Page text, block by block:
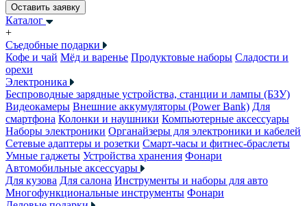
Оставить заявку
Каталог
+
Съедобные подарки
Кофе и чай Мёд и варенье Продуктовые наборы Сладости и
орехи
Электроника
Беспроводные зарядные устройства, станции и лампы (БЗУ)
Видеокамеры Внешние аккумуляторы (Power Bank) Для
смартфона Колонки и наушники Компьютерные аксессуары
Наборы электроники Органайзеры для электроники и кабелей
Сетевые адаптеры и розетки Смарт-часы и фитнес-браслеты
Умные гаджеты Устройства хранения Фонари
Автомобильные аксессуары
Для кузова Для салона Инструменты и наборы для авто
Многофункциональные инструменты Фонари